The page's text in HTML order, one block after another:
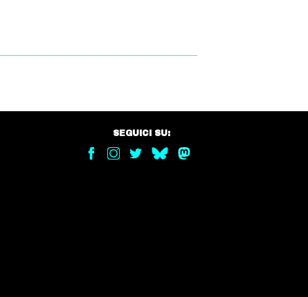
SEGUICI SU: